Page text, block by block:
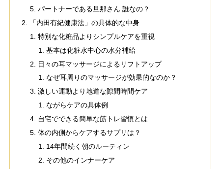
パートナーである旦那さん 誰なの？
「内田有紀健康法」の具体的な中身
特別な化粧品よりシンプルケアを重視
基本は化粧水中心の水分補給
日々の耳マッサージによるリフトアップ
なぜ耳周りのマッサージが効果的なのか？
激しい運動より地道な隙間時間ケア
ながらケアの具体例
自宅でできる簡単な筋トレ習慣とは
体の内側からケアするサプリは？
14年間続く朝のルーティン
その他のインナーケア